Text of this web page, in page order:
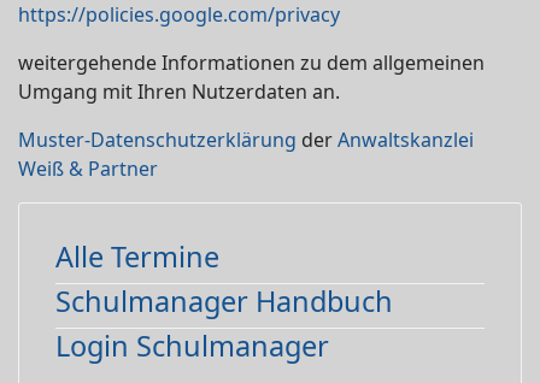
https://policies.google.com/privacy
weitergehende Informationen zu dem allgemeinen
Umgang mit Ihren Nutzerdaten an.
Muster-Datenschutzerklärung derAnwaltskanzlei
Weiß & Partner
Alle Termine
Schulmanager Handbuch
Login Schulmanager